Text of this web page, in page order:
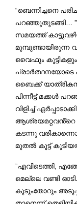
“ബെന്നിച്ചനെ
പറഞ്ഞുതുടങ്ങി…
സമയത്ത്
മുമ്പുണ്ടായിരുന്ന
വൈഫും
പ്രാർത്ഥനയോടെ
ബൈക്ക്
പിന്നീട്ട് മക്കൾ
വിളിച്ച്
കടന്നു
മുതൽ കൂട്ട്
”എവിടെത്തി,
മെല്ലെ വണ്ടി
കുടുംതോറും